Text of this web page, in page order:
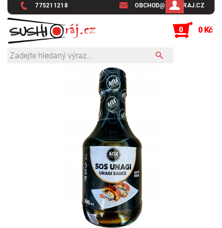
775211218 OBCHOD@SUSHIRAJ.CZ
0 0 Kč